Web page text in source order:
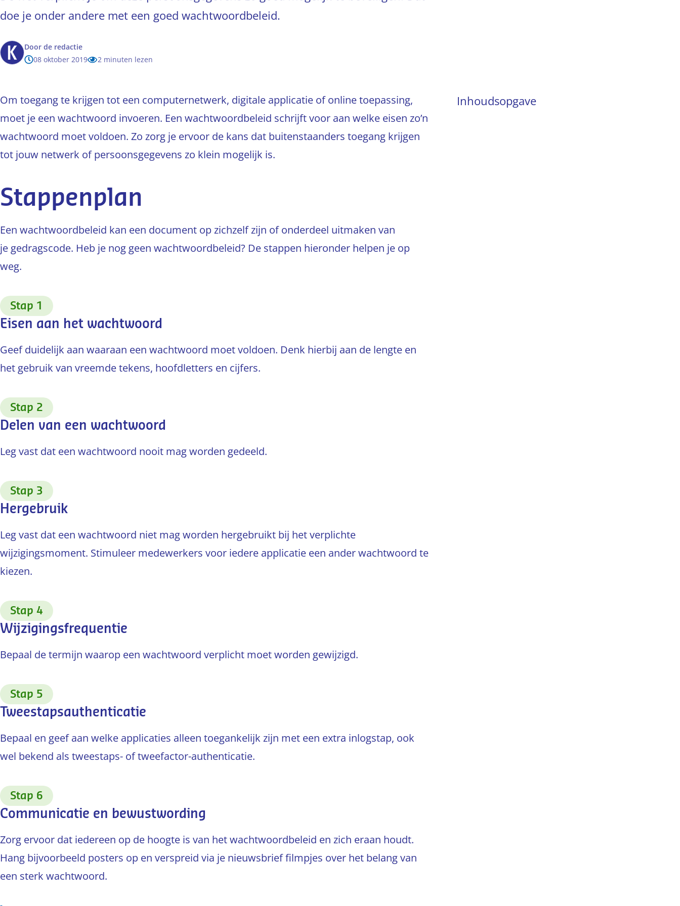
Inhoudsopgave
doe je onder andere met een goed wachtwoordbeleid.
Door de redactie
08 oktober 2019
2 minuten lezen
Om toegang te krijgen tot een computernetwerk, digitale applicatie of online toepassing,
moet je een wachtwoord invoeren. Een wachtwoordbeleid schrijft voor aan welke eisen zo’n
wachtwoord moet voldoen. Zo zorg je ervoor de kans dat buitenstaanders toegang krijgen
tot jouw netwerk of persoonsgegevens zo klein mogelijk is.
Stappenplan
Een wachtwoordbeleid kan een document op zichzelf zijn of onderdeel uitmaken van
je gedragscode. Heb je nog geen wachtwoordbeleid? De stappen hieronder helpen je op
weg.
Stap 1
Eisen aan het wachtwoord
Geef duidelijk aan waaraan een wachtwoord moet voldoen. Denk hierbij aan de lengte en
het gebruik van vreemde tekens, hoofdletters en cijfers.
Stap 2
Delen van een wachtwoord
Leg vast dat een wachtwoord nooit mag worden gedeeld.
Stap 3
Hergebruik
Leg vast dat een wachtwoord niet mag worden hergebruikt bij het verplichte
wijzigingsmoment. Stimuleer medewerkers voor iedere applicatie een ander wachtwoord te
kiezen.
Stap 4
Wijzigingsfrequentie
Bepaal de termijn waarop een wachtwoord verplicht moet worden gewijzigd.
Stap 5
Tweestapsauthenticatie
Bepaal en geef aan welke applicaties alleen toegankelijk zijn met een extra inlogstap, ook
wel bekend als tweestaps- of tweefactor-authenticatie.
Stap 6
Communicatie en bewustwording
Zorg ervoor dat iedereen op de hoogte is van het wachtwoordbeleid en zich eraan houdt.
Hang bijvoorbeeld posters op en verspreid via je nieuwsbrief filmpjes over het belang van
een sterk wachtwoord.